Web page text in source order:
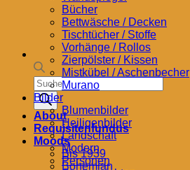
Products
search
About
Requisitenfundus
Moods
Bis 1939
Bohemian
Bücher
Bettwäsche / Decken
Tischtücher / Stoffe
Vorhänge / Rollos
Zierpölster / Kissen
Mistkübel / Aschenbecher
Murano
Bilder
Blumenbilder
Heiligenbilder
Landschaft
Modern
Personen